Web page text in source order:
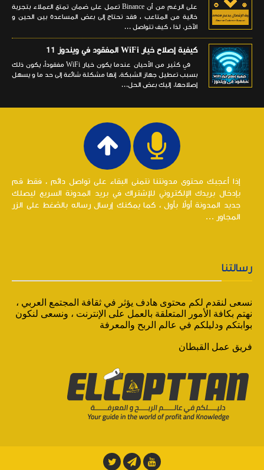
على الرغم من أن Binance تعمل على ضمان تمتع العملاء بتجربة
خالية من المتاعب ، فقد تحتاج إلى بعض المساعدة بين الحين و
الآخر. لذا ، كيف تتواصل ...
كيفية إصلاح خيار WiFi المفقود في ويندوز 11
في كثير من الأحيان عندما يكون خيار WiFi مفقوداً، يكون ذلك
بسبب تعطيل جهاز الشبكة. إنها مشكلة شائعة إلى حد ما و يسهل
إصلاحها. إليك بعض الحل...
إذا أعجبك محتوى مدونتنا نتمنى البقاء على تواصل دائم ، فقط قم
بإدخال بريدك الإلكتروني للإشتراك في بريد المدونة السريع ليصلك
جديد المدونة أولاً بأول ، كما يمكنك إرسال رساله بالضغط على الزر
المجاور ...
رسالتنا
نسعى لنقدم لكم محتوى هادف يؤثر في ثقافة المجتمع العربي ،
نهتم بكافة الأمور المتعلقة بالعمل على الإنترنت ، ونسعى لنكون
بوابتكم ودليلكم في عالم الربح والمعرفة
فريق عمل القبطان